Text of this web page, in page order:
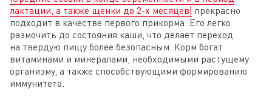
лактации, а также щенки до 2-х месяцев) прекрасно
подходит в качестве первого прикорма. Его легко
размочить до состояния каши, что делает переход
на твердую пищу более безопасным. Корм богат
витаминами и минералами, необходимыми растущему
организму, а также способствующими формированию
иммунитета.